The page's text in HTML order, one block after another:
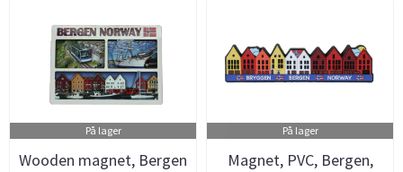
På lager
Wooden magnet, Bergen
På lager
Magnet, PVC, Bergen,